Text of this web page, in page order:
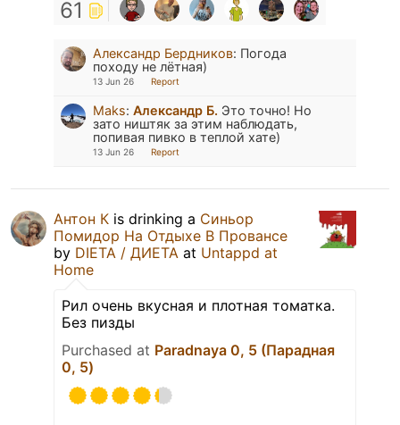
61
Александр Бердников: Погода
походу не лётная)
13 Jun 26 Report
Maks: Александр Б. Это точно! Но
зато ништяк за этим наблюдать,
попивая пивко в теплой хате)
13 Jun 26 Report
Антон К is drinking a Синьор
Помидор На Отдыхе В Провансе
by DIETA / ДИЕТА at Untappd at
Home
Рил очень вкусная и плотная томатка.
Без пизды
Purchased at Paradnaya 0, 5 (Парадная
0, 5)